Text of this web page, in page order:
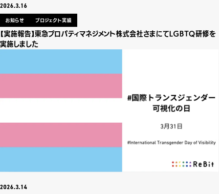
2026.3.16
お知らせ プロジェクト実績
【実施報告】東急プロパティマネジメント株式会社さまにてLGBTQ研修を
実施しました
2026.3.14